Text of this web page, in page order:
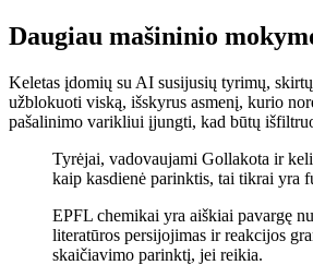
Daugiau mašininio
Keletas įdomių su AI susijusių tyrimų,
užblokuoti viską, išskyrus asmenį, kurio
pašalinimo varikliui įjungti, kad būtų
Tyrėjai, vadovaujami Gollakota ir
kaip kasdienė parinktis, tai tikrai yra
EPFL chemikai yra aiškiai pavargę
literatūros persijojimas ir reakcijos
skaičiavimo parinktį, jei reikia.